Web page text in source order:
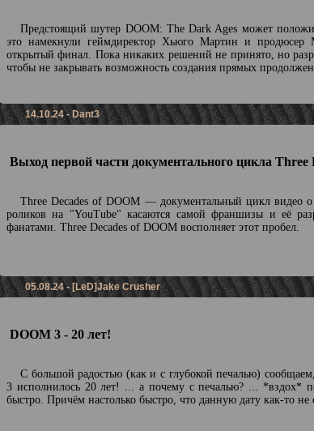
Предстоящий шутер DOOM: The Dark Ages может
это намекнули геймдиректор Хьюго Мартин и продюсер
открытый финал. Пока никаких решений не принято, но
чтобы не закрывать возможность создания прямых
14.10.24 - Dant3
Выход первой части документального цикла Three
Three Decades of DOOM — документальный цикл видео
роликов на "YouTube" касаются самой франшизы и её
фанатами. Three Decades of DOOM восполняет этот пробел.
05.08.24 - [LeD]Jake Crusher
DOOM 3 - 20 лет!
С большой радостью (как и с глубокой печалью)
3 исполнилось 20 лет! ... а почему с печалью? ... *вздох*
быстро. Причём настолько быстро, что данную дату как-то не